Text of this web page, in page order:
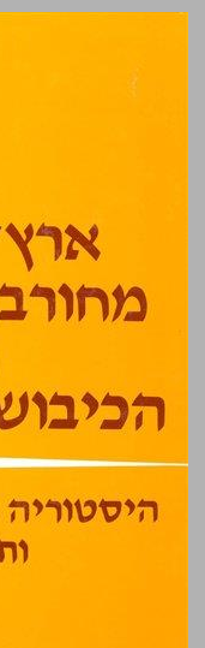
ארץ־ישראל מחורבן בית שני ועד הכיבוש המוסלמי ... 0